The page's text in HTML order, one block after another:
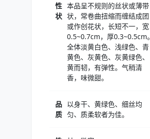
性
状
本品呈不规则的丝状或薄带
状，常卷曲扭缩而缠结成团
或作创花状，长短不一，宽
0.5~0.7cm，厚0.3~0.5cm。
全体淡黄白色、浅绿色、青
黄色、灰黄色、灰黄绿色、
黄而韧，有弹性。气稍清
香，味微甜。
品
质
以身干、黄绿色、细丝均
匀、质柔软者为佳。